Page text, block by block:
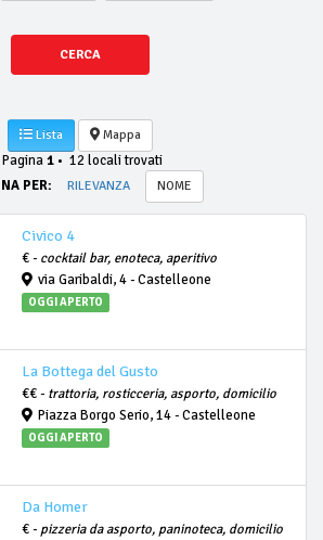
CERCA
Lista Mappa
Pagina1• 12 locali trovati
PER:
RILEVANZA NOME
Civico 4
€ - cocktail bar, enoteca, aperitivo
via Garibaldi, 4 - Castelleone
OGGI APERTO
La Bottega del Gusto
€€ - trattoria, rosticceria, asporto, domicilio
Piazza Borgo Serio, 14 - Castelleone
OGGI APERTO
Da Homer
€ - pizzeria da asporto, paninoteca, domicilio